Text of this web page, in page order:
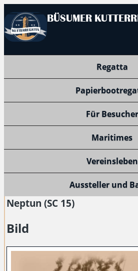
BÜSUMER
Regatta
Für Besucher
Maritimes
Vereinsleben
Aussteller und
Neptun (SC 15)
Bild